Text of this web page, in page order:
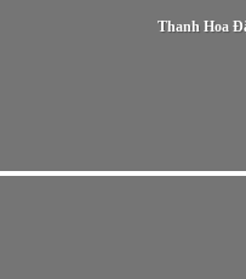
Thanh Hoa